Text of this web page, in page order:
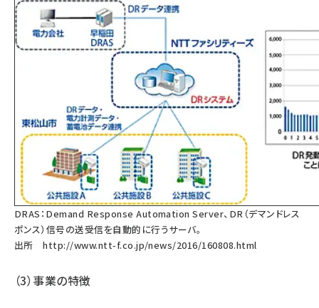
DRAS：Demand Response Automation Server、DR（デマンドレス
ポンス）信号の送受信を自動的に行うサーバ。
出所http://www.ntt-f.co.jp/news/2016/160808.html
（3）事業の特徴